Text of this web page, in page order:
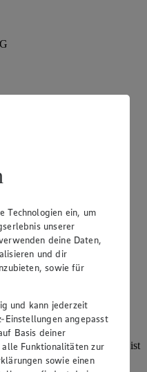
i.B.
§ 27a UStG:
(Sprecher)
Jürgen
(Vorstandsmitglied),
geschützt. Der
Recht, den auf dieser
ausschnittsweise zu
Gründen des Urheberrechts ist
von Bildmaterial
Technologien ein, um
unserer
deine Daten,
und dir
sowie für
und kann jederzeit
Einstellungen angepasst
Basis deiner
Funktionalitäten zur
sowie einen